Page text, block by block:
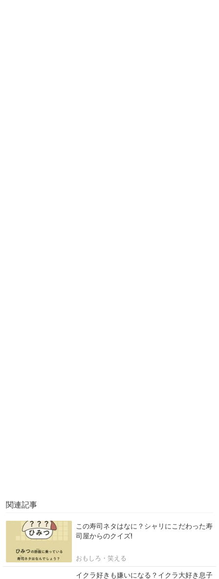
関連記事
この寿司ネタはなに？シャリにこだわった寿
司屋からのクイズ!
おもしろ・笑える
イクラ好きも嫌いになる？イクラ大好き息子